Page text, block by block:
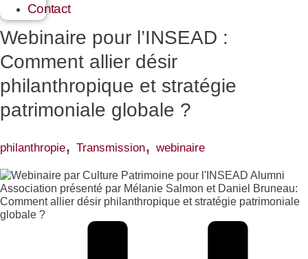
Contact
Webinaire pour l’INSEAD :
Comment allier désir
philanthropique et stratégie
patrimoniale globale ?
philanthropie, Transmission, webinaire